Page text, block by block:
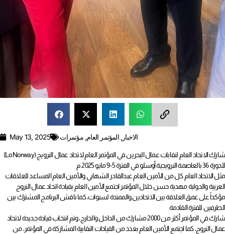
May 13, 2025 الاخبار ,المؤتمر العام,مؤتمرات
شارك الاتحاد العام لنقابات عمال البحرين في المؤتمر العام لاتحاد عمال النرويج (LoNorway)
للدورة 36 بالعاصمة النرويجية أوسلو في الفترة 5-9 مايو 2025 م
مثل الاتحاد العام كل من الأمين العام عبدالقادر الشهابي والأمين العام المساعد للعلاقات
العربية والدولية مهدية حسن خلال المؤتمر اجتمع الأمين العام بقيادة اتحاد عمال النروج
مؤكداً على عمق العلاقة بين الاتحادين والممتدة لسنوات، كما ناقش البرنامج المشترك بين
الطرفين للفترة القادمة
شارك في المؤتمر أكثر من 2000 مشارك من الداخل والخارج، وتم انتخاب قيادة جديدة لاتحاد
عمال النروج، كما اجتمع الأمين العام بعدد من القيادات النقابية المشاركة في المؤتمر، من